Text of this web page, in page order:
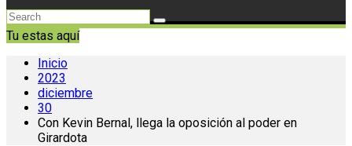
Tu estas aquí
Inicio
2023
diciembre
30
Con Kevin Bernal, llega la oposición al poder en
Girardota